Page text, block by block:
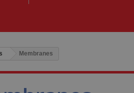
Membranes